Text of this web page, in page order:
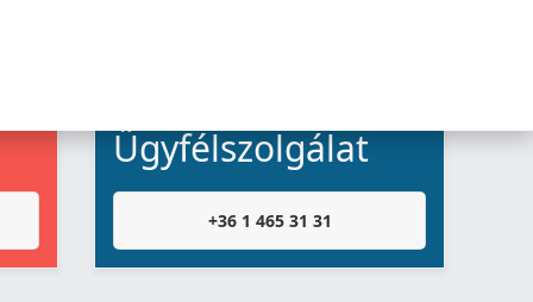
Ügyfélszolgálat
+36 1 465 31 31